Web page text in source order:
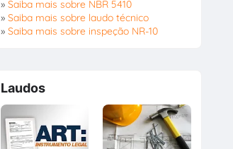
» Saiba mais sobre NBR 5410
» Saiba mais sobre laudo técnico
» Saiba mais sobre inspeção NR-10
Laudos